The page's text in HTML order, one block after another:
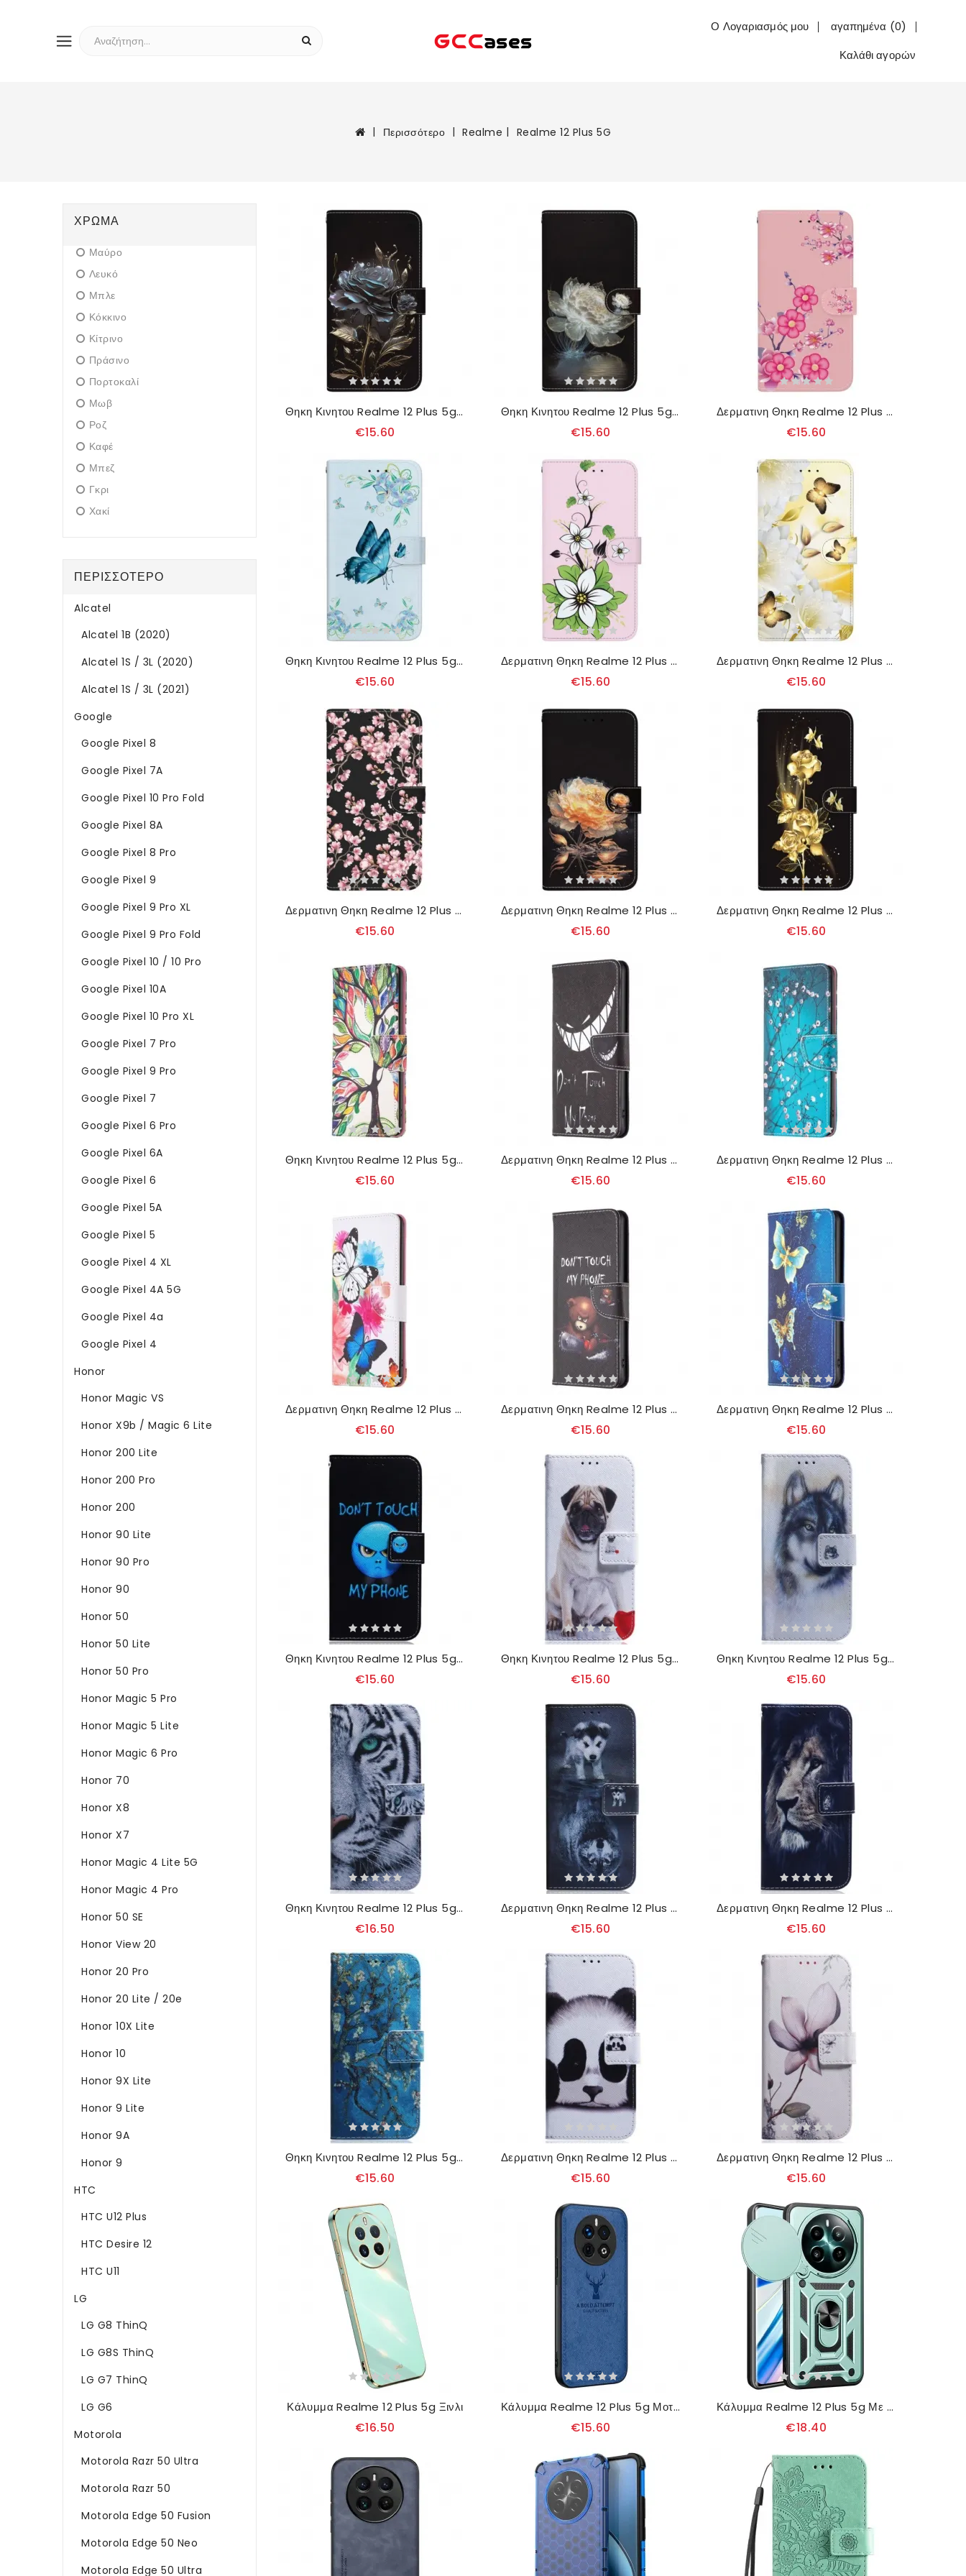
Ο Λογαριασμός μου
αγαπημένα (0)
Καλάθι αγορών
Περισσότερο Realme Realme 12 Plus 5G
ΧΡΏΜΑ
Μαύρο
Λευκό
Μπλε
Κόκκινο
Κίτρινο
Πράσινο
Πορτοκαλί
Μωβ
Ροζ
Καφέ
Μπεζ
Γκρι
Χακί
ΠΕΡΙΣΣΌΤΕΡΟ
Alcatel
Alcatel 1B (2020)
Alcatel 1S / 3L (2020)
Alcatel 1S / 3L (2021)
Google
Google Pixel 8
Google Pixel 7A
Google Pixel 10 Pro Fold
Google Pixel 8A
Google Pixel 8 Pro
Google Pixel 9
Google Pixel 9 Pro XL
Google Pixel 9 Pro Fold
Google Pixel 10 / 10 Pro
Google Pixel 10A
Google Pixel 10 Pro XL
Google Pixel 7 Pro
Google Pixel 9 Pro
Google Pixel 7
Google Pixel 6 Pro
Google Pixel 6A
Google Pixel 6
Google Pixel 5A
Google Pixel 5
Google Pixel 4 XL
Google Pixel 4A 5G
Google Pixel 4a
Google Pixel 4
Honor
Honor Magic VS
Honor X9b / Magic 6 Lite
Honor 200 Lite
Honor 200 Pro
Honor 200
Honor 90 Lite
Honor 90 Pro
Honor 90
Honor 50
Honor 50 Lite
Honor 50 Pro
Honor Magic 5 Pro
Honor Magic 5 Lite
Honor Magic 6 Pro
Honor 70
Honor X8
Honor X7
Honor Magic 4 Lite 5G
Honor Magic 4 Pro
Honor 50 SE
Honor View 20
Honor 20 Pro
Honor 20 Lite / 20e
Honor 10X Lite
Honor 10
Honor 9X Lite
Honor 9 Lite
Honor 9A
Honor 9
HTC
HTC U12 Plus
HTC Desire 12
HTC U11
LG
LG G8 ThinQ
LG G8S ThinQ
LG G7 ThinQ
LG G6
Motorola
Motorola Razr 50 Ultra
Motorola Razr 50
Motorola Edge 50 Fusion
Motorola Edge 50 Neo
Motorola Edge 50 Ultra
Θηκη Κινητου Realme 12 Plus 5g Μαύρο Τριαντάφυλλο Με Λουράκι
€15.60
Θηκη Κινητου Realme 12 Plus 5g Θήκες Κινητών Κρυστάλλινη Παιώνια Με Λουράκι
€15.60
Δερματινη Θηκη Realme 12 Plus 5g Sakura Με Strap
€15.60
Θηκη Κινητου Realme 12 Plus 5g Θήκες Κινητών Μπλε Πεταλούδα Και Λουλούδια Με Λουράκι
€15.60
Δερματινη Θηκη Realme 12 Plus 5g Λουλούδια Κρίνου Με Λουράκι Σιλικόνης
€15.60
Δερματινη Θηκη Realme 12 Plus 5g Χρυσές Πεταλούδες Και Λουλούδια Με Λουράκι
€15.60
Δερματινη Θηκη Realme 12 Plus 5g Άνθη Δαμάσκηνου Με Ιμάντες
€15.60
Δερματινη Θηκη Realme 12 Plus 5g Χρυσή Παιώνια Με Λουράκι Σιλικόνης
€15.60
Δερματινη Θηκη Realme 12 Plus 5g Χρυσή Πεταλούδα Και Τριαντάφυλλα Με Λουράκι Σιλικόνης
€15.60
Θηκη Κινητου Realme 12 Plus 5g Θήκες Κινητών Δέντρο Της Ζωής
€15.60
Δερματινη Θηκη Realme 12 Plus 5g Κακό Τηλέφωνο Σιλικόνης
€15.60
Δερματινη Θηκη Realme 12 Plus 5g Plum Blossoms
€15.60
Δερματινη Θηκη Realme 12 Plus 5g Δύο Πεταλούδες
€15.60
Δερματινη Θηκη Realme 12 Plus 5g Επικίνδυνη Αρκούδα
€15.60
Δερματινη Θηκη Realme 12 Plus 5g Χρυσές Πεταλούδες
€15.60
Θηκη Κινητου Realme 12 Plus 5g Θήκες Κινητών Emoji Τηλεφώνου
€15.60
Θηκη Κινητου Realme 12 Plus 5g Θήκες Κινητών Πάγκος Σκύλος
€15.60
Θηκη Κινητου Realme 12 Plus 5g Θήκες Κινητών Λύκος Ακουαρέλα
€15.60
Θηκη Κινητου Realme 12 Plus 5g Θήκες Κινητών Λευκή Τίγρη
€16.50
Δερματινη Θηκη Realme 12 Plus 5g Puppy Dream
€15.60
Δερματινη Θηκη Realme 12 Plus 5g Ονειρεύεται Λέων
€15.60
Θηκη Κινητου Realme 12 Plus 5g Άνθη Βερίκοκου
€15.60
Δερματινη Θηκη Realme 12 Plus 5g Πάντα
€15.60
Δερματινη Θηκη Realme 12 Plus 5g Ροζ Λουλούδι
€15.60
Κάλυμμα Realme 12 Plus 5g Ξινλι
€16.50
Κάλυμμα Realme 12 Plus 5g Μοτίβο Ελαφιού
€15.60
Κάλυμμα Realme 12 Plus 5g Με Θήκη Και Συρόμενο Προστατευτικό Φακού
€18.40